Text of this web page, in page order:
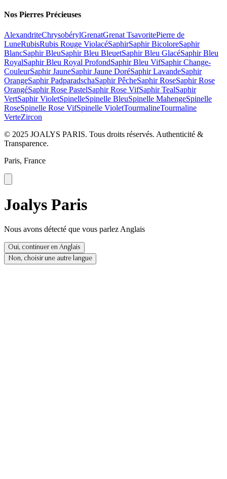
Nos Pierres Précieuses
AlexandriteChrysobérylGrenatGrenat TsavoritePierre de
LuneRubisRubis Rouge ViolacéSaphirSaphir BicoloreSaphir
BlancSaphir BleuSaphir Bleu BleuetSaphir Bleu GlacéSaphir Bleu
RoyalSaphir Bleu Royal ProfondSaphir Bleu VifSaphir Change-
CouleurSaphir JauneSaphir Jaune DoréSaphir LavandeSaphir
OrangeSaphir PadparadschaSaphir PêcheSaphir RoseSaphir Rose
OrangéSaphir Rose PastelSaphir Rose VifSaphir TealSaphir
VertSaphir VioletSpinelleSpinelle BleuSpinelle MahengeSpinelle
RoseSpinelle Rose VifSpinelle VioletTourmalineTourmaline
VerteZircon
© 2025 JOALYS PARIS. Tous droits réservés. Authenticité &
Transparence.
Paris, France
Joalys Paris
Nous avons détecté que vous parlez Anglais
Oui, continuer en Anglais
Non, choisir une autre langue